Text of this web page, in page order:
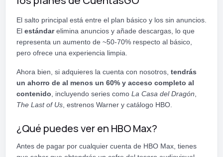
El salto principal está entre el plan básico y los sin anuncios.
El estándarelimina anuncios y añade descargas, lo que
representa un aumento de ~50-70% respecto al básico,
pero ofrece una experiencia limpia.
Ahora bien, si adquieres la cuenta con nosotros, tendrás
un ahorro de al menos un 60% y acceso completo al
contenido , incluyendo series como La Casa del Dragón
The Last of Us , estrenos Warner y catálogo HBO.
¿Qué puedes ver en HBO Max?
Antes de pagar por cualquier cuenta de HBO Max, tienes